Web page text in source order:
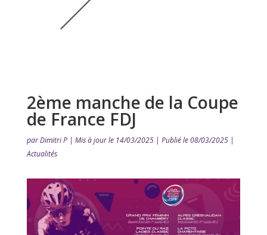
2ème manche de la Coupe
de France FDJ
parDimitri P| Mis à jour le 14/03/2025 | Publié le 08/03/2025|
Actualités